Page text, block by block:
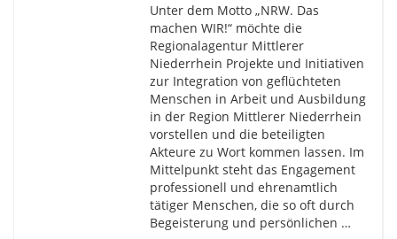
Unter dem Motto „NRW. Das
machen WIR!“ möchte die
Regionalagentur Mittlerer
Niederrhein Projekte und Initiativen
zur Integration von geflüchteten
Menschen in Arbeit und Ausbildung
in der Region Mittlerer Niederrhein
vorstellen und die beteiligten
Akteure zu Wort kommen lassen. Im
Mittelpunkt steht das Engagement
professionell und ehrenamtlich
tätiger Menschen, die so oft durch
Begeisterung und persönlichen …